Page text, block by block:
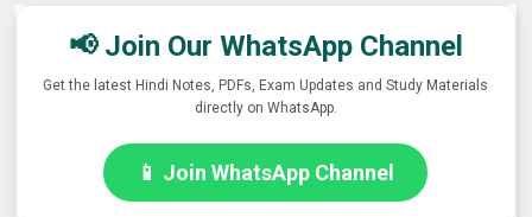
📢 Join Our WhatsApp Channel
Get the latest Hindi Notes, PDFs, Exam Updates and Study Materials
directly on WhatsApp.
📱 Join WhatsApp Channel